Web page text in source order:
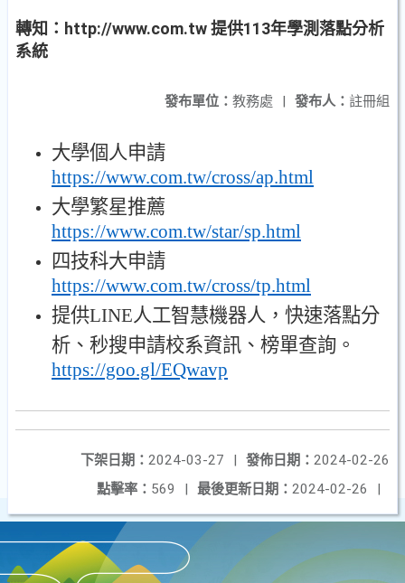
轉知：http://www.com.tw 提供113年學測落點分析
系統
發布人： 註冊組
發布單位： 教務處 |
大學個人申請
https://www.com.tw/cross/ap.html
大學繁星推薦
https://www.com.tw/star/sp.html
四技科大申請
https://www.com.tw/cross/tp.html
提供LINE人工智慧機器人 ， 快速落點分
析 、 秒搜申請校系資訊 、 榜單查詢 。
https://goo.gl/EQwavp
發佈日期： 2024-02-26
下架日期： 2024-03-27
|
最後更新日期： 2024-02-26 |
點擊率： 569 |